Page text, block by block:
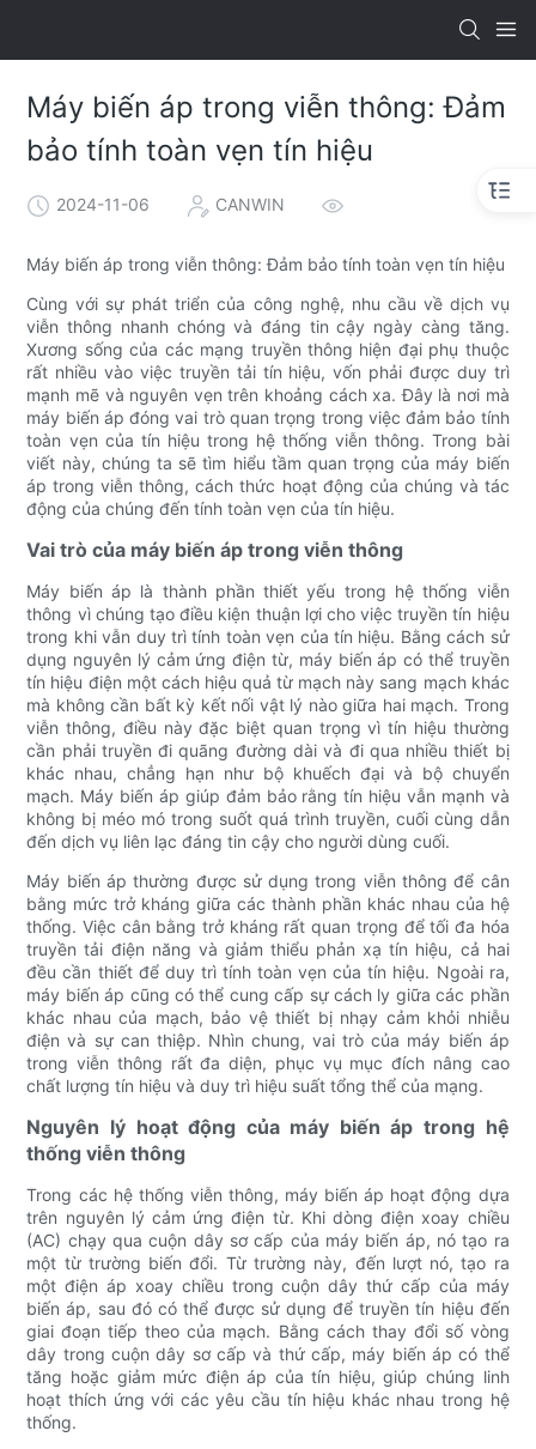
Máy biến áp trong viễn thông: Đảm
bảo tính toàn vẹn tín hiệu
2024-11-06 CANWIN
Máy biến áp trong viễn thông: Đảm bảo tính toàn vẹn tín hiệu
Cùng với sự phát triển của công nghệ, nhu cầu về dịch vụ
viễn thông nhanh chóng và đáng tin cậy ngày càng tăng.
Xương sống của các mạng truyền thông hiện đại phụ thuộc
rất nhiều vào việc truyền tải tín hiệu, vốn phải được duy trì
mạnh mẽ và nguyên vẹn trên khoảng cách xa. Đây là nơi mà
máy biến áp đóng vai trò quan trọng trong việc đảm bảo tính
toàn vẹn của tín hiệu trong hệ thống viễn thông. Trong bài
viết này, chúng ta sẽ tìm hiểu tầm quan trọng của máy biến
áp trong viễn thông, cách thức hoạt động của chúng và tác
động của chúng đến tính toàn vẹn của tín hiệu.
Vai trò của máy biến áp trong viễn thông
Máy biến áp là thành phần thiết yếu trong hệ thống viễn
thông vì chúng tạo điều kiện thuận lợi cho việc truyền tín hiệu
trong khi vẫn duy trì tính toàn vẹn của tín hiệu. Bằng cách sử
dụng nguyên lý cảm ứng điện từ, máy biến áp có thể truyền
tín hiệu điện một cách hiệu quả từ mạch này sang mạch khác
mà không cần bất kỳ kết nối vật lý nào giữa hai mạch. Trong
viễn thông, điều này đặc biệt quan trọng vì tín hiệu thường
cần phải truyền đi quãng đường dài và đi qua nhiều thiết bị
khác nhau, chẳng hạn như bộ khuếch đại và bộ chuyển
mạch. Máy biến áp giúp đảm bảo rằng tín hiệu vẫn mạnh và
không bị méo mó trong suốt quá trình truyền, cuối cùng dẫn
đến dịch vụ liên lạc đáng tin cậy cho người dùng cuối.
Máy biến áp thường được sử dụng trong viễn thông để cân
bằng mức trở kháng giữa các thành phần khác nhau của hệ
thống. Việc cân bằng trở kháng rất quan trọng để tối đa hóa
truyền tải điện năng và giảm thiểu phản xạ tín hiệu, cả hai
đều cần thiết để duy trì tính toàn vẹn của tín hiệu. Ngoài ra,
máy biến áp cũng có thể cung cấp sự cách ly giữa các phần
khác nhau của mạch, bảo vệ thiết bị nhạy cảm khỏi nhiễu
điện và sự can thiệp. Nhìn chung, vai trò của máy biến áp
trong viễn thông rất đa diện, phục vụ mục đích nâng cao
chất lượng tín hiệu và duy trì hiệu suất tổng thể của mạng.
Nguyên lý hoạt động của máy biến áp trong hệ
thống viễn thông
Trong các hệ thống viễn thông, máy biến áp hoạt động dựa
trên nguyên lý cảm ứng điện từ. Khi dòng điện xoay chiều
(AC) chạy qua cuộn dây sơ cấp của máy biến áp, nó tạo ra
một từ trường biến đổi. Từ trường này, đến lượt nó, tạo ra
một điện áp xoay chiều trong cuộn dây thứ cấp của máy
biến áp, sau đó có thể được sử dụng để truyền tín hiệu đến
giai đoạn tiếp theo của mạch. Bằng cách thay đổi số vòng
dây trong cuộn dây sơ cấp và thứ cấp, máy biến áp có thể
tăng hoặc giảm mức điện áp của tín hiệu, giúp chúng linh
hoạt thích ứng với các yêu cầu tín hiệu khác nhau trong hệ
thống.